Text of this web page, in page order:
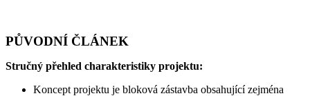
PŮVODNÍ ČLÁNEK
Stručný přehled charakteristiky projektu:
Koncept projektu je bloková zástavba obsahující zejména